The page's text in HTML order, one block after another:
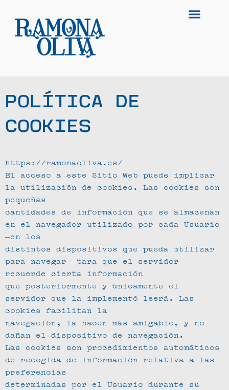
POLÍTICA DE
COOKIES
https://ramonaoliva.es/
El acceso a este Sitio Web puede implicar
la utilización de cookies. Las cookies son
pequeñas
cantidades de información que se almacenan
en el navegador utilizado por cada Usuario
—en los
distintos dispositivos que pueda utilizar
para navegar— para que el servidor
recuerde cierta información
que posteriormente y únicamente el
servidor que la implementó leerá. Las
cookies facilitan la
navegación, la hacen más amigable, y no
dañan el dispositivo de navegación.
Las cookies son procedimientos automáticos
de recogida de información relativa a las
preferencias
determinadas por el Usuario durante su